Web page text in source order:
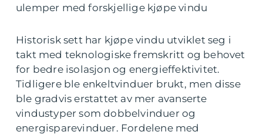
ulemper med forskjellige kjøpe vindu
Historisk sett har kjøpe vindu utviklet seg i
takt med teknologiske fremskritt og behovet
for bedre isolasjon og energieffektivitet.
Tidligere ble enkeltvinduer brukt, men disse
ble gradvis erstattet av mer avanserte
vindustyper som dobbelvinduer og
energisparevinduer. Fordelene med